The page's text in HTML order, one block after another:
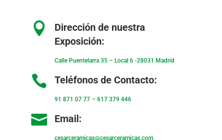

Dirección de nuestra
Exposición:
Calle Puentelarra 35 – Local 6 -28031 Madrid
 Teléfonos de Contacto:
91 871 07 77– 617 379 446
 Email:
cesarceramicas@cesarceramicas.com